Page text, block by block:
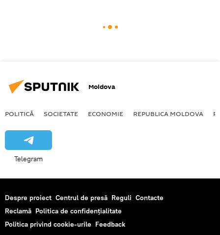
Moldova
POLITICĂ SOCIETATE ECONOMIE REPUBLICA MOLDOVA
Telegram
Despre proiect Centrul de presă Reguli Contacte
Reclamă Politica de confidențialitate
Politica privind cookie-urile Feedback